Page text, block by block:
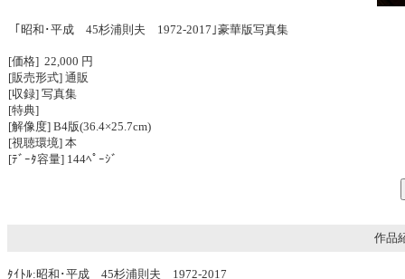
｢昭和･平成 45杉浦則夫 1972-2017｣豪華版写真集
[価格] 22,000 円
[販売形式] 通販
[収録] 写真集
[特典]
[解像度] B4版(36.4×25.7cm)
[視聴環境] 本
[ﾃﾞｰﾀ容量] 144ﾍﾟｰｼﾞ
作品
ﾀｲﾄﾙ:昭和･平成 45杉浦則夫 1972-2017